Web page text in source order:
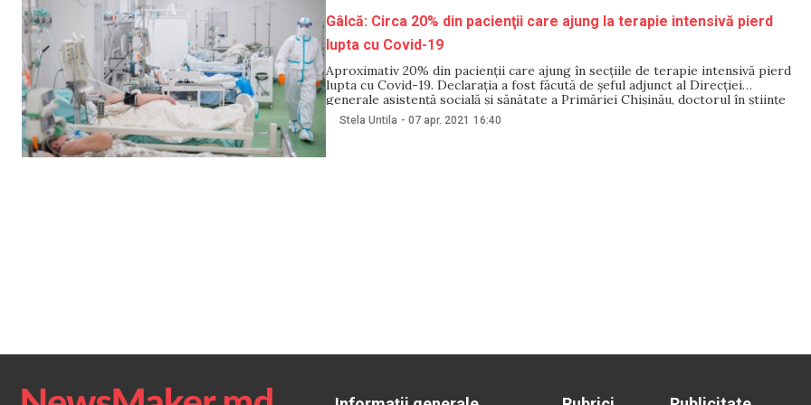
Gâlcă: Circa 20% din pacienţii care ajung la terapie intensivă pierd
lupta cu Covid-19
Aproximativ 20% din pacienţii care ajung în secţiile de terapie intensivă pierd
lupta cu Covid-19. Declarația a fost făcută de şeful adjunct al Direcţiei
generale asistenţă socială şi sănătate a Primăriei Chişinău, doctorul în ştiinţe
medicale Boris Gâlcă, în cadrul emisiunii „Loc de dialog”, de la Radio Moldova.
Potrivit lui
Stela Untila - 07 apr. 2021 16:40